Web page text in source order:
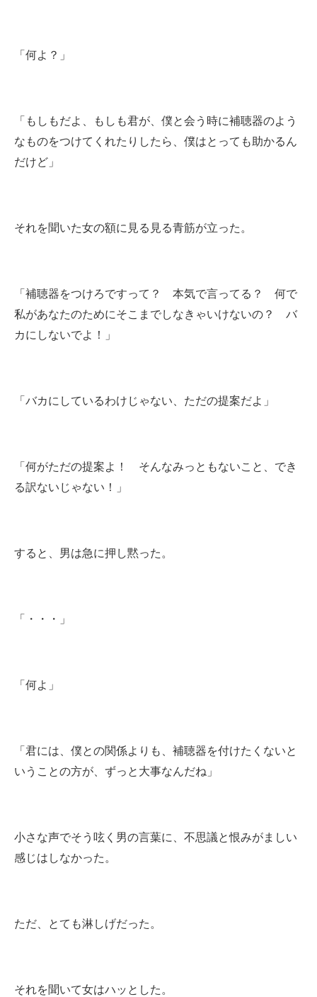
「何よ？」
「もしもだよ、もしも君が、僕と会う時に補聴器のよう
なものをつけてくれたりしたら、僕はとっても助かるん
だけど」
それを聞いた女の額に見る見る青筋が立った。
「補聴器をつけろですって？ 本気で言ってる？ 何で
私があなたのためにそこまでしなきゃいけないの？ バ
カにしないでよ！」
「バカにしているわけじゃない、ただの提案だよ」
「何がただの提案よ！ そんなみっともないこと、でき
る訳ないじゃない！」
すると、男は急に押し黙った。
「・・・」
「何よ」
「君には、僕との関係よりも、補聴器を付けたくないと
いうことの方が、ずっと大事なんだね」
小さな声でそう呟く男の言葉に、不思議と恨みがましい
感じはしなかった。
ただ、とても淋しげだった。
それを聞いて女はハッとした。